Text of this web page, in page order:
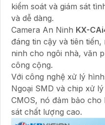
kiểm soát và giám sát
và dễ dàng.
Camera An Ninh KX-
đáng tin cậy và tiên
ninh cho ngôi nhà, văn
công cộng.
Với công nghệ xử lý
Ngoại SMD và chip xử
CMOS, nó đảm bảo cho
sát chất lượng cao.